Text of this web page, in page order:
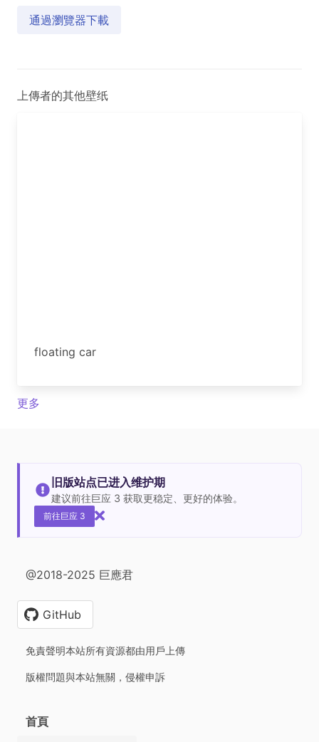
通過瀏覽器下載
上傳者的其他壁纸
floating car
更多
旧版站点已进入维护期
建议前往巨应 3 获取更稳定、更好的体验。
前往巨应 3
@2018-2025 巨應君
GitHub
免責聲明本站所有資源都由用戶上傳
版權問題與本站無關，侵權申訴
首頁